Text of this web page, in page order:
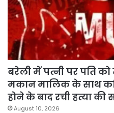
बरेली में पत्नी पर पति
मकान मालिक के साथ
होने के बाद रची हत्या की
August 10, 2026